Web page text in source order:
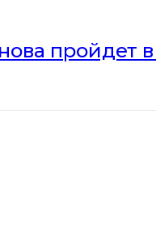
пройдет